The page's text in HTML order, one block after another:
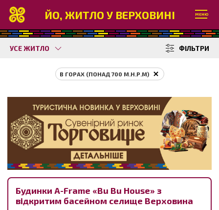
ЙО, ЖИТЛО У ВЕРХОВИНІ МЕНЮ
УСЕ ЖИТЛО ФІЛЬТРИ
В ГОРАХ (ПОНАД 700 М.Н.Р.М)
Будинки A-Frame «Bu Bu House» з
відкритим басейном селище Верховина